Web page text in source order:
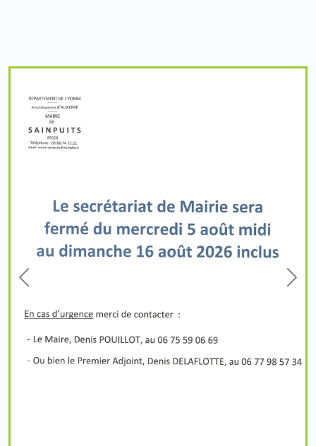
Previous Next